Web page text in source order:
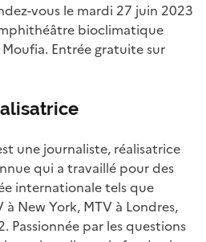
vous le mardi 27 juin 2023
bioclimatique
Entrée gratuite sur
une journaliste, réalisatrice
qui a travaillé pour des
internationale tels que
à New York, MTV à Londres,
Passionnée par les questions